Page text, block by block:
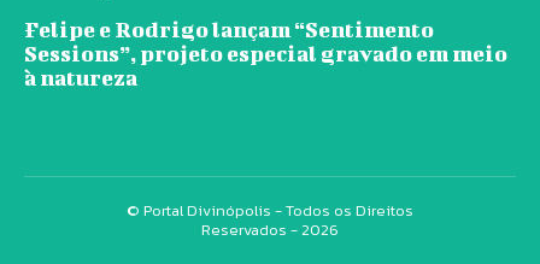
Felipe e Rodrigo lançam “Sentimento
Sessions”, projeto especial gravado em meio
à natureza
© Portal Divinópolis - Todos os Direitos
Reservados - 2026